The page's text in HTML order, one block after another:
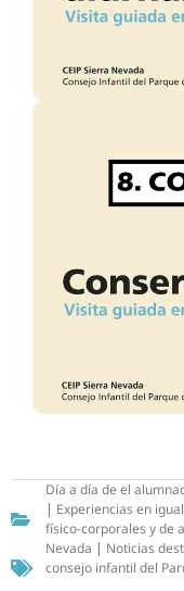
Día a día de el
| Experiencias en
físico-corporales y de
Nevada | Noticias
consejo infantil del